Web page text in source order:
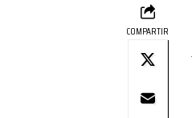
COMPARTIR